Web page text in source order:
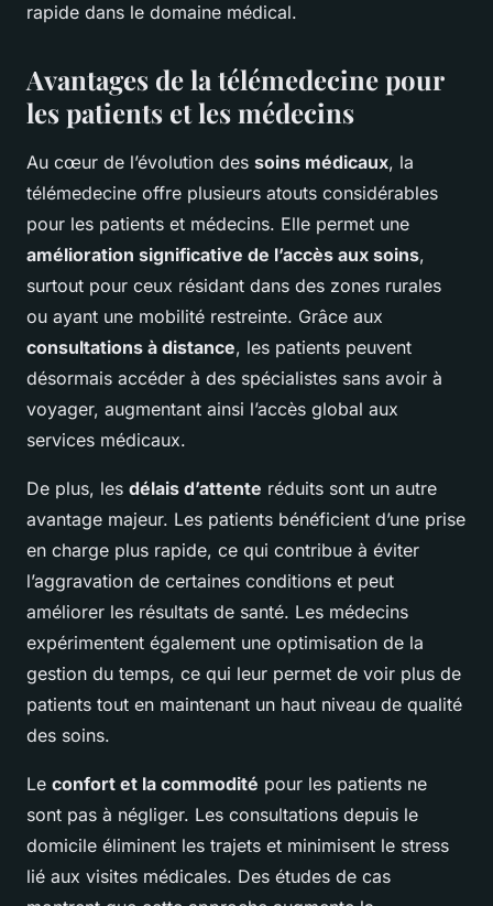
rapide dans le domaine médical.
Avantages de la télémedecine pour
les patients et les médecins
Au cœur de l’évolution des soins médicaux, la
télémedecine offre plusieurs atouts considérables
pour les patients et médecins. Elle permet une
amélioration significative de l’accès aux soins,
surtout pour ceux résidant dans des zones rurales
ou ayant une mobilité restreinte. Grâce aux
consultations à distance, les patients peuvent
désormais accéder à des spécialistes sans avoir à
voyager, augmentant ainsi l’accès global aux
services médicaux.
De plus, les délais d’attente réduits sont un autre
avantage majeur. Les patients bénéficient d’une prise
en charge plus rapide, ce qui contribue à éviter
l’aggravation de certaines conditions et peut
améliorer les résultats de santé. Les médecins
expérimentent également une optimisation de la
gestion du temps, ce qui leur permet de voir plus de
patients tout en maintenant un haut niveau de qualité
des soins.
Le confort et la commodité pour les patients ne
sont pas à négliger. Les consultations depuis le
domicile éliminent les trajets et minimisent le stress
lié aux visites médicales. Des études de cas